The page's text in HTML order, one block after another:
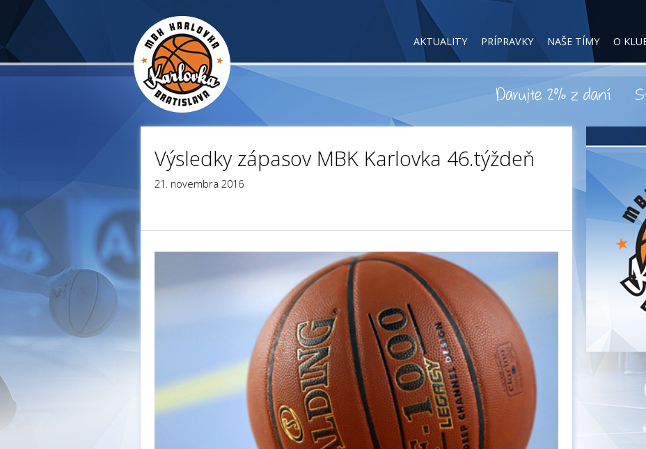
AKTUALITY PRÍPRAVKY NAŠE TÍMY O
Výsledky zápasov MBK Karlovka 46.týždeň
21. novembra 2016